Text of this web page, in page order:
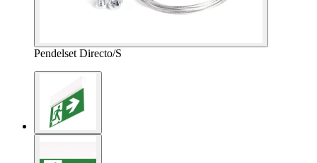
Pendelset Directo/S